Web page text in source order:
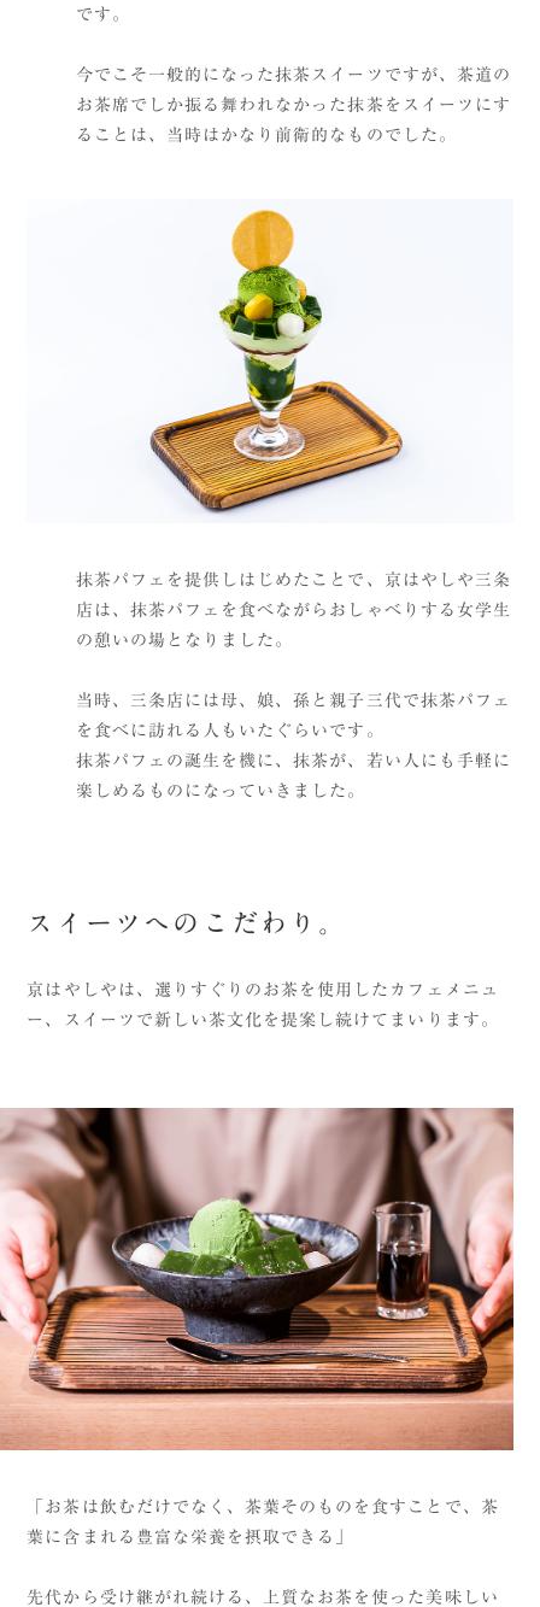
です。
今でこそ一般的になった抹茶スイーツですが、茶道の
お茶席でしか振る舞われなかった抹茶をスイーツにす
ることは、当時はかなり前衛的なものでした。
抹茶パフェを提供しはじめたことで、京はやしや三条
店は、抹茶パフェを食べながらおしゃべりする女学生
の憩いの場となりました。
当時、三条店には母、娘、孫と親子三代で抹茶パフェ
を食べに訪れる人もいたぐらいです。
抹茶パフェの誕生を機に、抹茶が、若い人にも手軽に
楽しめるものになっていきました。
スイーツへのこだわり。
京はやしやは、選りすぐりのお茶を使用したカフェメニュ
ー、スイーツで新しい茶文化を提案し続けてまいります。
「お茶は飲むだけでなく、茶葉そのものを食すことで、茶
葉に含まれる豊富な栄養を摂取できる」
先代から受け継がれ続ける、上質なお茶を使った美味しい